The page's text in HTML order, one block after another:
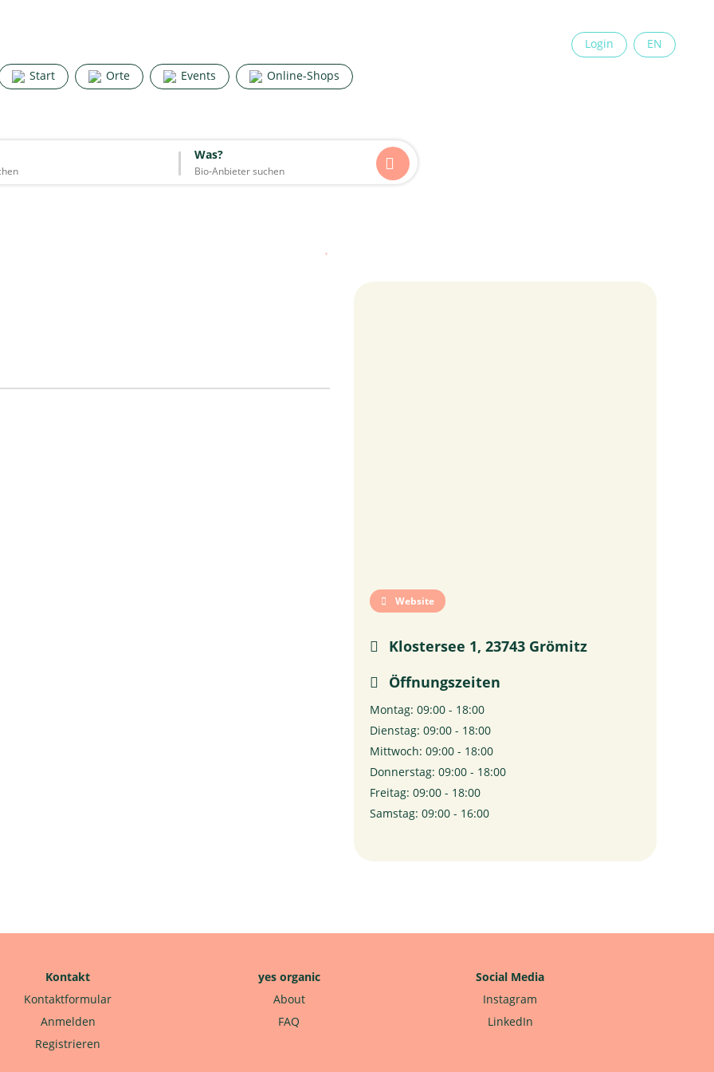
Start Orte Events Online-Shops
Login EN
Was?
×
Start Orte Events Online-Shops
Was?
Website
Klostersee 1, 23743 Grömitz
Öffnungszeiten
Montag: 09:00 - 18:00
Dienstag: 09:00 - 18:00
Mittwoch: 09:00 - 18:00
Donnerstag: 09:00 - 18:00
Freitag: 09:00 - 18:00
Samstag: 09:00 - 16:00
Kontakt
Kontaktformular
Anmelden
Registrieren
yes organic
About
FAQ
Social Media
Instagram
LinkedIn